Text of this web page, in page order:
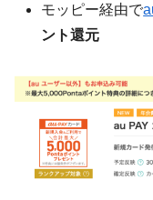
モッピー経由で
ント還元